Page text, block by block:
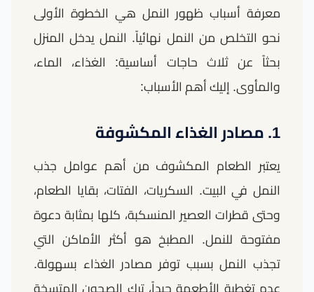
معرفة أسباب ظهور النمل هي الخطوة الأولى
نحو التخلص من النمل نهائياً. النمل يدخل المنزل
بحثاً عن ثلاث حاجات أساسية: الغذاء، الماء،
والمأوى. إليك أهم الأسباب:
1. مصادر الغذاء المكشوفة
يعتبر الطعام المكشوف من أهم عوامل جذب
النمل في البيت. السكريات، الفتات، بقايا الطعام،
وحتى قطرات العصير المنسكبة، كلها بمثابة دعوة
مفتوحة للنمل. المطبخ هو أكثر الأماكن التي
تجذب النمل بسبب توفر مصادر الغذاء بسهولة.